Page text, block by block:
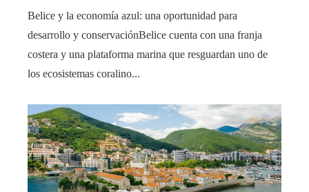
Belice y la economía azul: una oportunidad para
desarrollo y conservaciónBelice cuenta con una franja
costera y una plataforma marina que resguardan uno de
los ecosistemas coralino...